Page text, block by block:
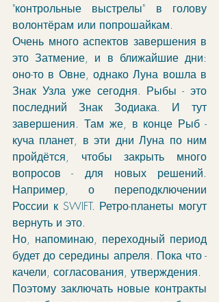
"контрольные выстрелы" в голову
волонтёрам или попрошайкам.
Очень много аспектов завершения в
это Затмение, и в ближайшие дни:
оно-то в Овне, однако Луна вошла в
Знак Узла уже сегодня. Рыбы - это
последний Знак Зодиака. И тут
завершения. Там же, в конце Рыб -
куча планет, в эти дни Луна по ним
пройдётся, чтобы закрыть много
вопросов - для новых решений.
Например, о переподключении
России к SWIFT. Ретро-планеты могут
вернуть и это.
Но, напоминаю, переходный период
будет до середины апреля. Пока что -
качели, согласования, утверждения.
Поэтому заключать новые контракты